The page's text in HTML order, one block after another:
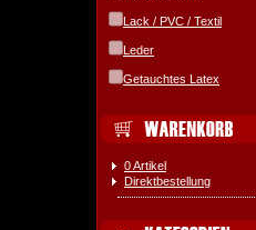
Lack / PVC / Textil
Leder
Getauchtes Latex
0 Artikel
Direktbestellung